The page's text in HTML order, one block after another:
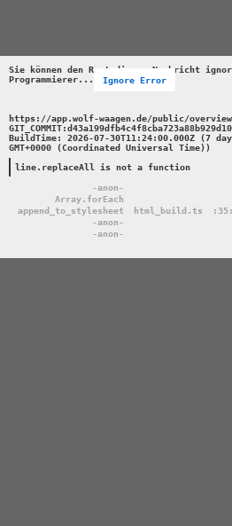
Sie können den Rest dieser Nachricht
Programmierer...
Ignore Error
https://app.wolf-waagen.de/public/overview/
BuildTime: 2026-07-30T11:24:00.000Z (7
GMT+0000 (Coordinated Universal Time))
line.replaceAll is not a function
-anon-
Array.forEach
append_to_stylesheet
html_build.ts
-anon-
-anon-